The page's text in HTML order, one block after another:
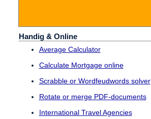
Handig & Online
Average Calculator
Calculate Mortgage online
Scrabble or Wordfeudwords solver
Rotate or merge PDF-documents
International Travel Agencies